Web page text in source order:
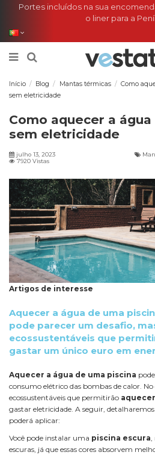
Portes incluídos na sua
o liner para a
Início Blog Mantas térmicas
Como
sem eletricidade
Como aquecer a
sem eletricidade
julho 13, 2023
7920 Vistas
Artigos de interesse
Aquecer a água de uma
pode parecer um desafio,
ecossustentáveis que
gastar um único euro em
Aquecer a água de uma piscina
consumo elétrico das bombas de calor.
ecossustentáveis que permitirão
gastar eletricidade. A seguir,
poderá aplicar:
Você pode instalar uma piscina escura
escuras, já que essas cores absorvem